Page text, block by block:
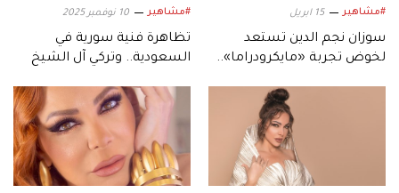
#مشاهير 15 ابريل
سوزان نجم الدين تستعد
لخوض تجربة «مايكرودراما»..
#مشاهير 10 نوفمبر 2025
تظاهرة فنية سورية في
السعودية.. وتركي آل الشيخ
التحضير»